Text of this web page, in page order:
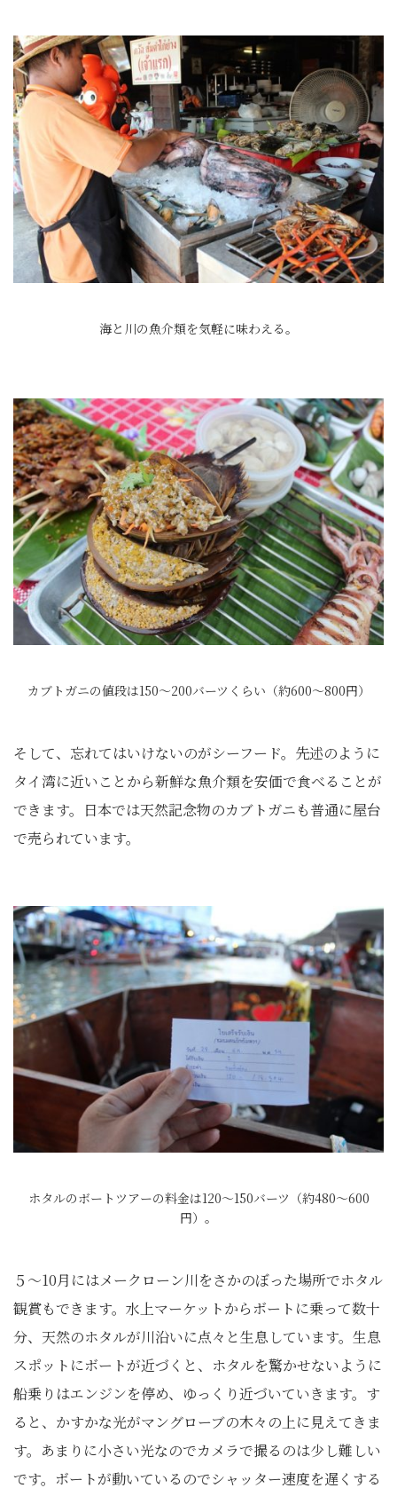
海と川の魚介類を気軽に味わえる。
カブトガニの値段は150～200バーツくらい（約600～800円）
そして、忘れてはいけないのがシーフード。先述のように
タイ湾に近いことから新鮮な魚介類を安価で食べることが
できます。日本では天然記念物のカブトガニも普通に屋台
で売られています。
ホタルのボートツアーの料金は120～150バーツ（約480～600
円）。
５～10月にはメークローン川をさかのぼった場所でホタル
観賞もできます。水上マーケットからボートに乗って数十
分、天然のホタルが川沿いに点々と生息しています。生息
スポットにボートが近づくと、ホタルを驚かせないように
船乗りはエンジンを停め、ゆっくり近づいていきます。す
ると、かすかな光がマングローブの木々の上に見えてきま
す。あまりに小さい光なのでカメラで撮るのは少し難しい
です。ボートが動いているのでシャッター速度を遅くする